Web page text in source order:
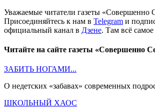
Уважаемые читатели газеты «Совершенно
Присоединяйтесь к нам в Telegram и
официальный канал в Дзене. Там всё
Читайте на сайте газеты «Совершенно
ЗАБИТЬ НОГАМИ...
О недетских «забавах» современных
ШКОЛЬНЫЙ ХАОС